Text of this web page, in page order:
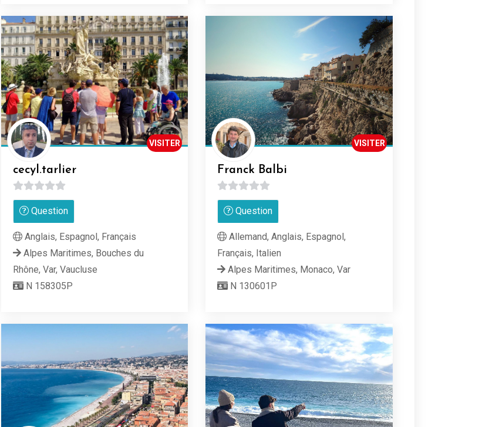
cecyl.tarlier
0
sur Question
VISITER
Anglais, Espagnol, Français
Alpes Maritimes, Bouches du
Rhône, Var, Vaucluse
N 158305P
Franck Balbi
0
sur Question
VISITER
Allemand, Anglais, Espagnol,
Français, Italien
Alpes Maritimes, Monaco, Var
N 130601P